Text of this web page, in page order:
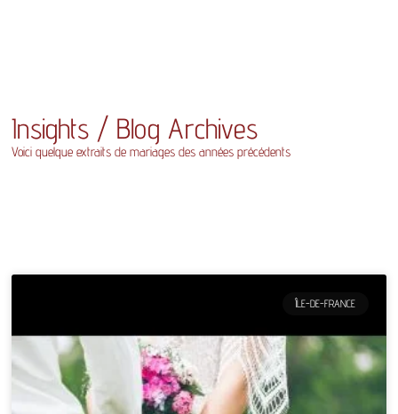
Insights / Blog Archives
Voici quelque extraits de mariages des années précédents
ÎLE-DE-FRANCE